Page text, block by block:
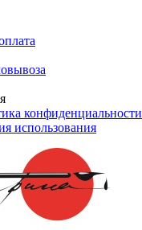
конфиденциальности
использования